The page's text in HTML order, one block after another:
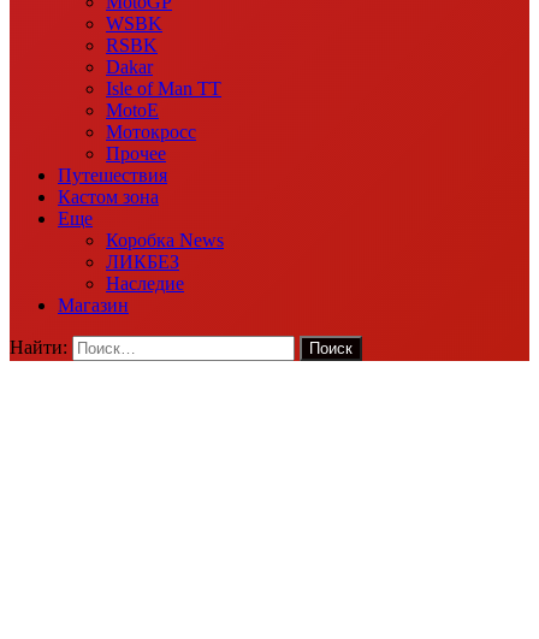
WSBK
RSBK
Dakar
Isle of Man TT
MotoE
Мотокросс
Прочее
Путешествия
Кастом зона
Еще
Коробка News
ЛИКБЕЗ
Наследие
Магазин
Найти: